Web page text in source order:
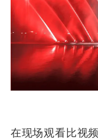
在现场观看比视